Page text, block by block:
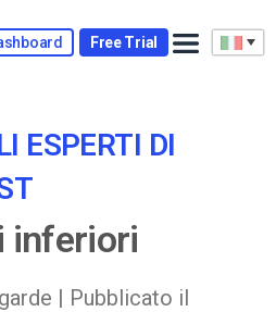
Free Trial
ESPERTI DI
inferiori
| Pubblicato il